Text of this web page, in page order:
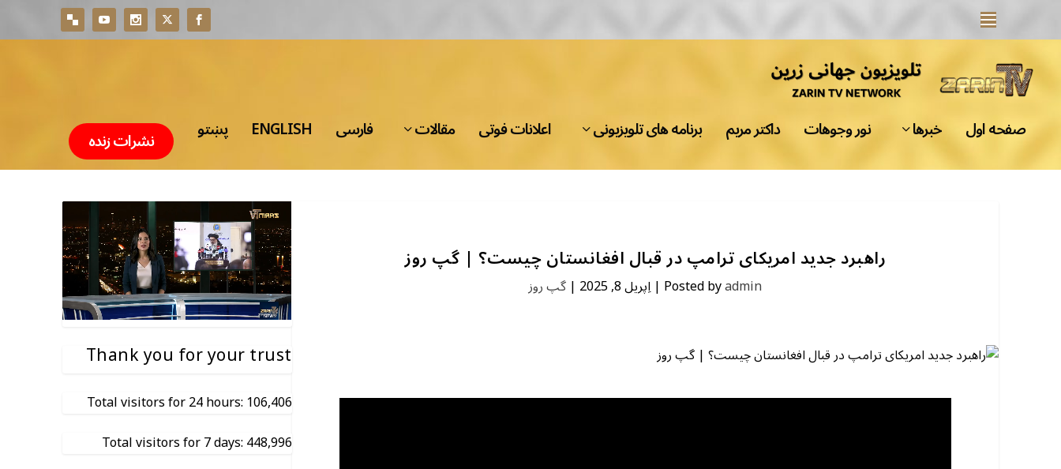
صفحه اول خبرها نور وجوهات داکتر مریم برنامه های تلویزیونی اعلانات فوتی مقالات فارسی ENGLISH پښتو نشرات زنده
راهبرد جدید امریکای ترامپ در قبال افغانستان چیست؟ | گپ روز
Posted byadmin
|اِپریل 8, 2025 | گپ روز
Thank you for your trust
Total visitors for 24 hours: 106,406
Total visitors for 7 days: 448,996